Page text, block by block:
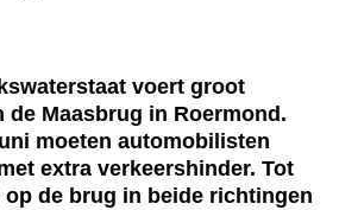
voert groot
de Maasbrug in Roermond.
moeten automobilisten
extra verkeershinder. Tot
de brug in beide richtingen